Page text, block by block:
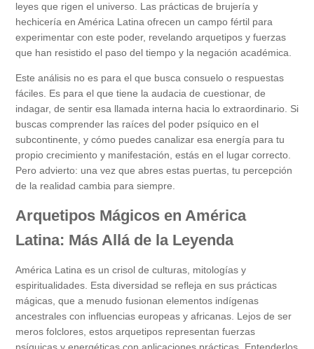
leyes que rigen el universo. Las prácticas de brujería y
hechicería en América Latina ofrecen un campo fértil para
experimentar con este poder, revelando arquetipos y fuerzas
que han resistido el paso del tiempo y la negación académica.
Este análisis no es para el que busca consuelo o respuestas
fáciles. Es para el que tiene la audacia de cuestionar, de
indagar, de sentir esa llamada interna hacia lo extraordinario. Si
buscas comprender las raíces del poder psíquico en el
subcontinente, y cómo puedes canalizar esa energía para tu
propio crecimiento y manifestación, estás en el lugar correcto.
Pero advierto: una vez que abres estas puertas, tu percepción
de la realidad cambia para siempre.
Arquetipos Mágicos en América
Latina: Más Allá de la Leyenda
América Latina es un crisol de culturas, mitologías y
espiritualidades. Esta diversidad se refleja en sus prácticas
mágicas, que a menudo fusionan elementos indígenas
ancestrales con influencias europeas y africanas. Lejos de ser
meros folclores, estos arquetipos representan fuerzas